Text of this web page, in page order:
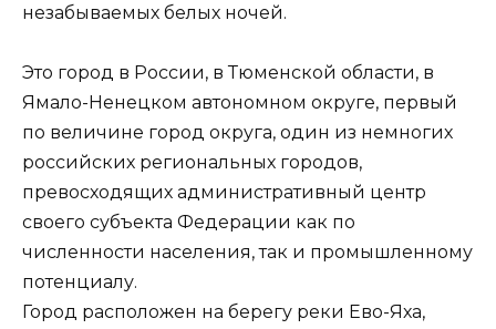
незабываемых белых ночей.
Это город в России, в Тюменской области, в
Ямало-Ненецком автономном округе, первый
по величине город округа, один из немногих
российских региональных городов,
превосходящих административный центр
своего субъекта Федерации как по
численности населения, так и промышленному
потенциалу.
Город расположен на берегу реки Ево-Яха,